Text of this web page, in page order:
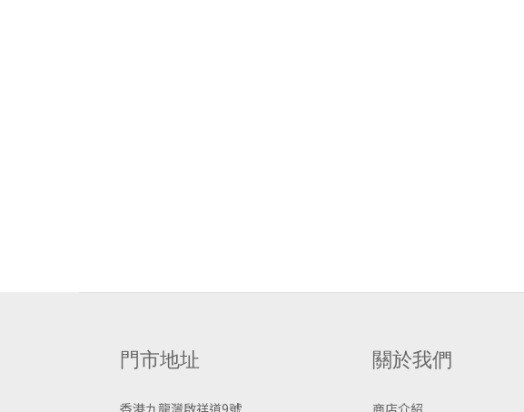
門市地址
香港九龍灣啟祥道9號
關於我們
商店介紹